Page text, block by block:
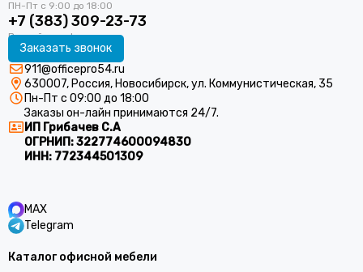
+7 (383) 309-23-73
Заказать звонок
911@officepro54.ru
630007, Россия, Новосибирск, ул. Коммунистическая, 35
Пн-Пт с 09:00 до 18:00
Заказы он-лайн принимаются 24/7.
ИП Грибачев С.А
ОГРНИП:322774600094830
ИНН: 772344501309
MAX
Telegram
Каталог офисной мебели